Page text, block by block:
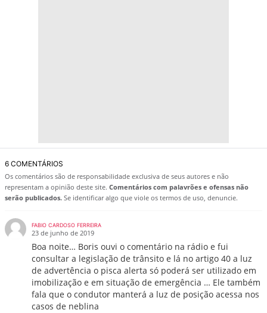
6 COMENTÁRIOS
Os comentários são de responsabilidade exclusiva de seus autores e não
representam a opinião deste site. Comentários com palavrões e ofensas não
serão publicados. Se identificar algo que viole os termos de uso, denuncie.
FABIO CARDOSO FERREIRA
23 de junho de 2019
Boa noite… Boris ouvi o comentário na rádio e fui
consultar a legislação de trânsito e lá no artigo 40 a luz
de advertência o pisca alerta só poderá ser utilizado em
imobilização e em situação de emergência … Ele também
fala que o condutor manterá a luz de posição acessa nos
casos de neblina